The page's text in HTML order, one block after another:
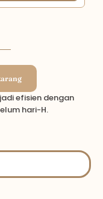
efisien dengan
hari-H.